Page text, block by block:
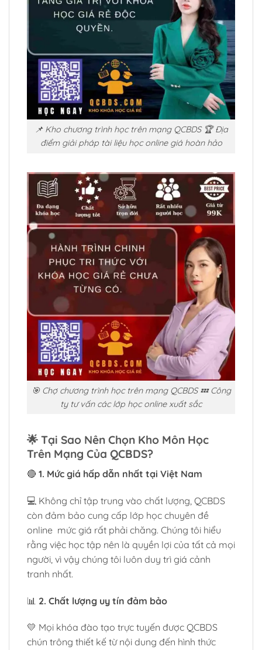
📌 Kho chương trình học trên mạng QCBDS 🏆 Địa
điểm giải pháp tài liệu học online giá hoàn hảo
🎯 Chợ chương trình học trên mạng QCBDS 💤 Công
ty tư vấn các lớp học online xuất sắc
🌟 Tại Sao Nên Chọn Kho Môn Học
Trên Mạng Của QCBDS?
🔴 1. Mức giá hấp dẫn nhất tại Việt Nam
💻 Không chỉ tập trung vào chất lượng, QCBDS
còn đảm bảo cung cấp lớp học chuyên đề
online mức giá rất phải chăng. Chúng tôi hiểu
rằng việc học tập nên là quyền lợi của tất cả mọi
người, vì vậy chúng tôi luôn duy trì giá cảnh
tranh nhất.
📊 2. Chất lượng uy tín đảm bảo
💛 Mọi khóa đào tạo trực tuyến được QCBDS
chún trông thiết kế từ nội dung đến hình thức